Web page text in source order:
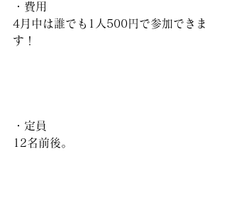
・費用
4月中は誰でも1人500円で参加できま
す！
・定員
12名前後。